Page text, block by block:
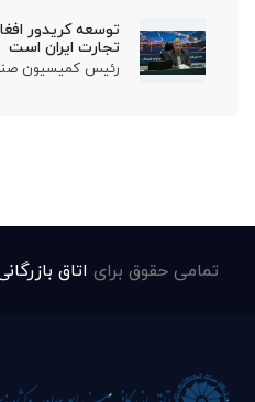
توسعه کریدور
تجارت ایران است
رئیس کمیسیون
تمامی حقوق برای اتاق